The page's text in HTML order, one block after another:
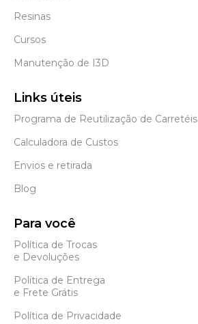
Resinas
Cursos
Manutenção de I3D
Links úteis
Programa de Reutilização de Carretéis
Calculadora de Custos
Envios e retirada
Blog
Para você
Política de Trocas
e Devoluções
Política de Entrega
e Frete Grátis
Política de Privacidade